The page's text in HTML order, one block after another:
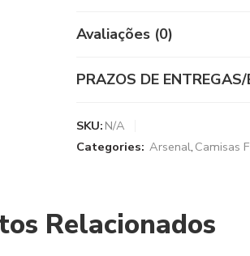
Avaliações (0)
PRAZOS DE
SKU: N/A
Categories: Arsenal, Camisas
Relacionados